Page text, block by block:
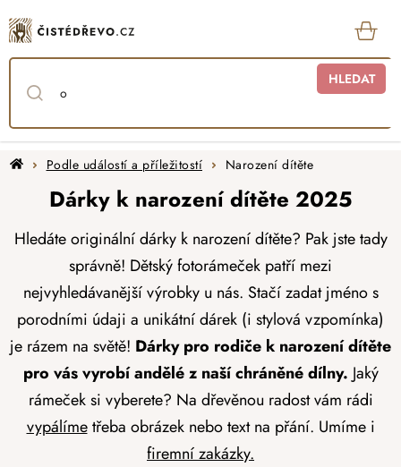
na
obsah
HLEDAT
DomůPodle událostí a příležitostí Narození dítěte
Dárky k narození dítěte 2025
Hledáte originální dárky k narození dítěte? Pak jste tady
správně! Dětský fotorámeček patří mezi
nejvyhledávanější výrobky u nás. Stačí zadat jméno s
porodními údaji a unikátní dárek (i stylová vzpomínka)
je rázem na světě! Dárky pro rodiče k narození dítěte
pro vás vyrobí andělé z naší chráněné dílny. Jaký
rámeček si vyberete? Na dřevěnou radost vám rádi
vypálímetřeba obrázek nebo text na přání. Umíme i
firemní zakázky.